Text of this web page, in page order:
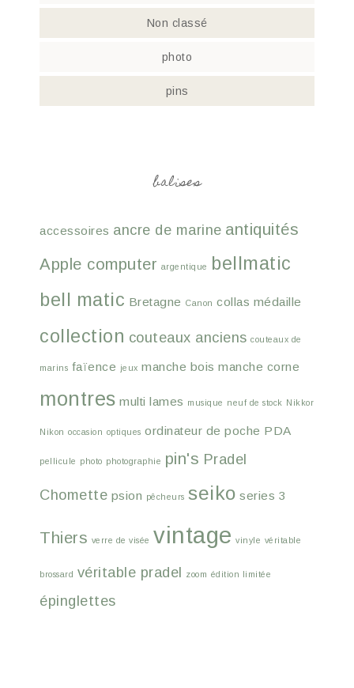
Non classé
photo
pins
balises
accessoires ancre de marine antiquités
Apple computer argentique
bellmatic
bell matic Bretagne Canon collas médaille
collection couteaux anciens couteaux de
marins faïence jeux manche bois manche corne
montres multi lames musique neuf de stock Nikkor
Nikon occasion optiques ordinateur de poche PDA
pellicule photo photographie pin's Pradel
Chomette psion pêcheurs seiko series 3
Thiers verre de visée vintage vinyle véritable
brossard véritable pradel zoom édition limitée
épinglettes